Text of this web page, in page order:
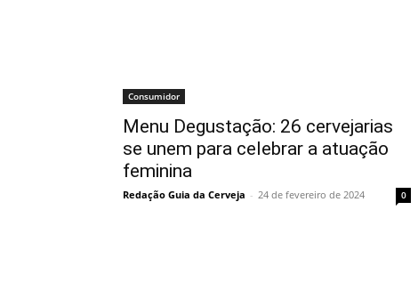
Consumidor
Menu Degustação: 26 cervejarias
se unem para celebrar a atuação
feminina
Redação Guia da Cerveja - 24 de fevereiro de 2024 0